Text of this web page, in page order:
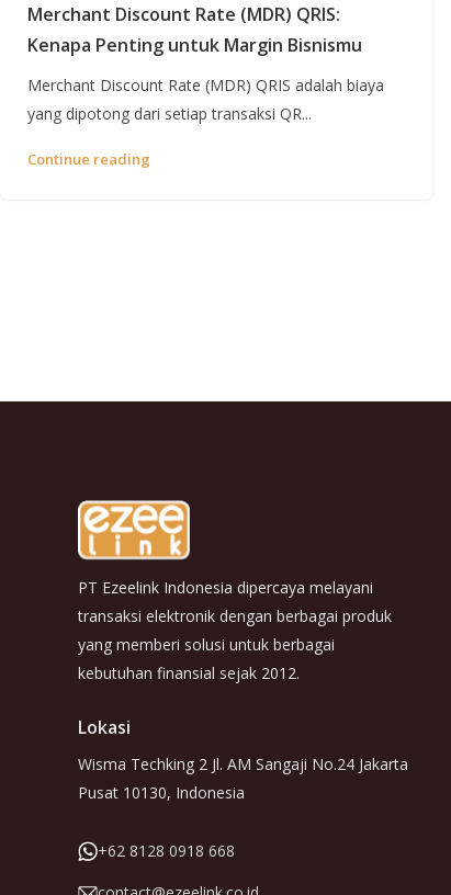
Merchant Discount Rate (MDR) QRIS:
Kenapa Penting untuk Margin Bisnismu
Merchant Discount Rate (MDR) QRIS adalah biaya
yang dipotong dari setiap transaksi QR...
Continue reading
PT Ezeelink Indonesia dipercaya melayani
transaksi elektronik dengan berbagai produk
yang memberi solusi untuk berbagai
kebutuhan finansial sejak 2012.
Lokasi
Wisma Techking 2 Jl. AM Sangaji No.24 Jakarta
Pusat 10130, Indonesia
+62 8128 0918 668